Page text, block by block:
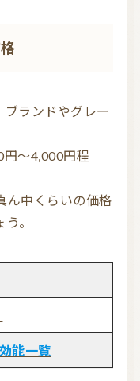
円～4,000円程
ん中くらいの価格
。
能一覧